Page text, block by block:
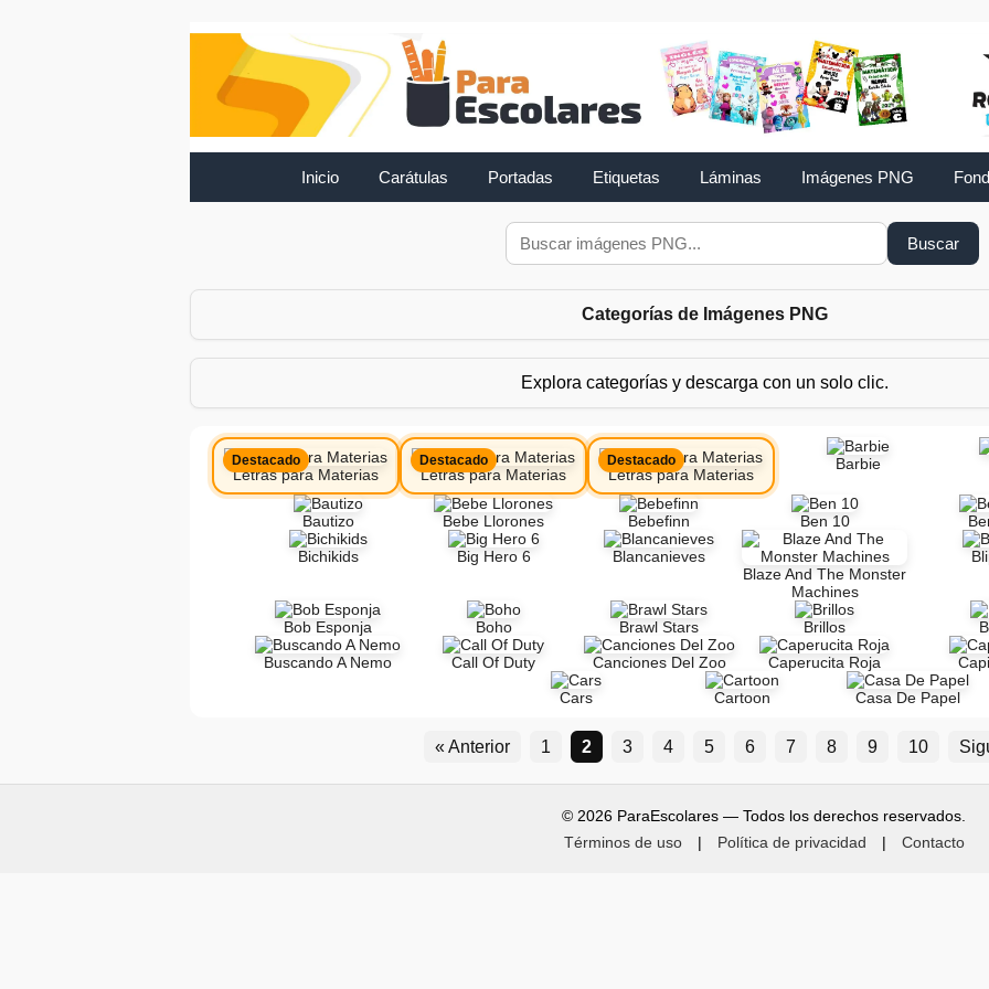
Inicio Carátulas Portadas Etiquetas Láminas Imágenes PNG
Buscar
Categorías de Imágenes PNG
Explora categorías y descarga con un solo clic.
Destacado
Letras para Materias
Destacado
Letras para Materias
Destacado
Letras para Materias
Barbie
Bautizo Bebe Llorones Bebefinn Ben 10
Bichikids
Big Hero 6
Blancanieves
Blaze And The Monster
Machines
Bob Esponja Boho Brawl Stars Brillos
Buscando A Nemo
Call Of Duty Canciones Del Zoo Caperucita Roja
Cars
Cartoon Casa De Papel
« Anterior 1 2 3 4 5 6 7 8 9 10
© 2026 ParaEscolares — Todos los derechos reservados.
Términos de uso
| Política de privacidad | Contacto